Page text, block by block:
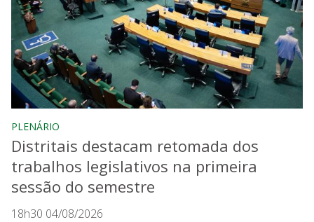
PLENÁRIO
Distritais destacam retomada dos
trabalhos legislativos na primeira
sessão do semestre
18h30 04/08/2026